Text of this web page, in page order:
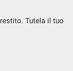
Tutela il tuo